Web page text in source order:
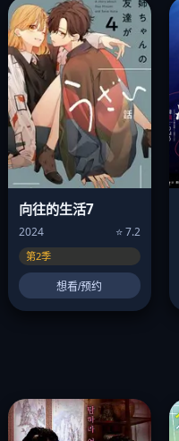
向往的生活7
2024 ⭐ 7.2
第2季
想看/预约